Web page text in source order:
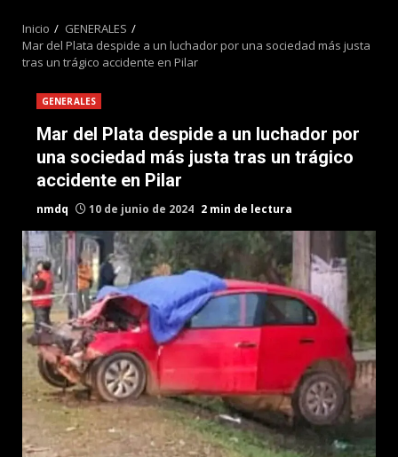
Inicio
GENERALES
Mar del Plata despide a un luchador por una sociedad más justa
tras un trágico accidente en Pilar
GENERALES
Mar del Plata despide a un luchador por
una sociedad más justa tras un trágico
accidente en Pilar
nmdq 10 de junio de 2024 2 min de lectura